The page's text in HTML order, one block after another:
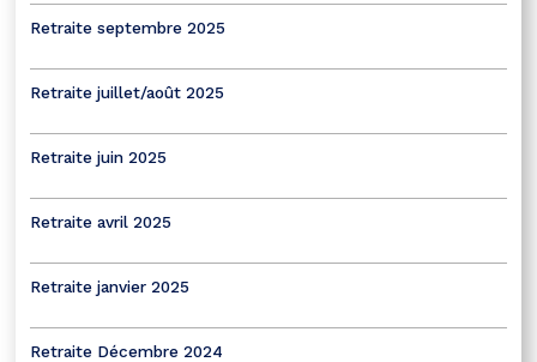
Retraite septembre 2025
Retraite juillet/août 2025
Retraite juin 2025
Retraite avril 2025
Retraite janvier 2025
Retraite Décembre 2024